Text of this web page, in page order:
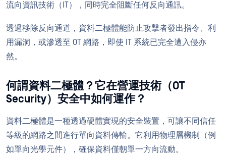
流向資訊技術（IT），同時完全阻斷任何反向通訊。
透過移除反向通道，資料二極體能防止攻擊者發出指令、利
用漏洞，或滲透至 OT 網路，即使 IT 系統已完全遭入侵亦
然。
何謂資料二極體？它在營運技術（OT
Security）安全中如何運作？
資料二極體是一種透過硬體實現的安全裝置，可讓不同信任
等級的網路之間進行單向資料傳輸。它利用物理層機制（例
如單向光學元件），確保資料僅朝單一方向流動。